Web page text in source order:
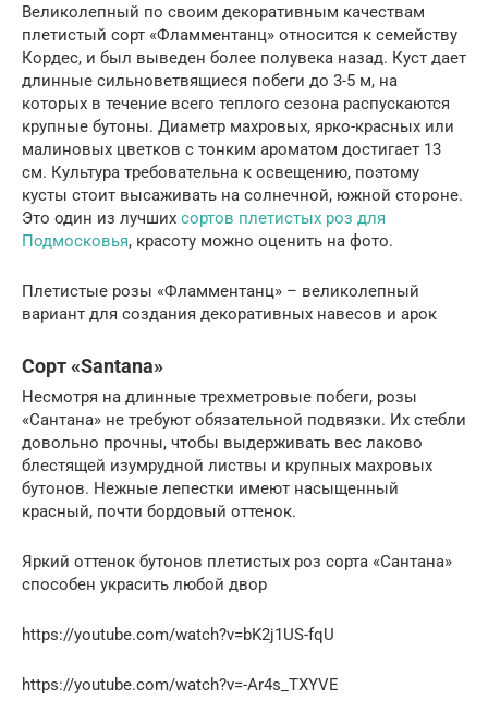
Великолепный по своим декоративным качествам
плетистый сорт «Фламментанц» относится к семейству
Кордес, и был выведен более полувека назад. Куст дает
длинные сильноветвящиеся побеги до 3-5 м, на
которых в течение всего теплого сезона распускаются
крупные бутоны. Диаметр махровых, ярко-красных или
малиновых цветков с тонким ароматом достигает 13
см. Культура требовательна к освещению, поэтому
кусты стоит высаживать на солнечной, южной стороне.
Это один из лучших сортов плетистых роз для
Подмосковья, красоту можно оценить на фото.
Плетистые розы «Фламментанц» – великолепный
вариант для создания декоративных навесов и арок
Сорт «Santana»
Несмотря на длинные трехметровые побеги, розы
«Сантана» не требуют обязательной подвязки. Их стебли
довольно прочны, чтобы выдерживать вес лаково
блестящей изумрудной листвы и крупных махровых
бутонов. Нежные лепестки имеют насыщенный
красный, почти бордовый оттенок.
Яркий оттенок бутонов плетистых роз сорта «Сантана»
способен украсить любой двор
https://youtube.com/watch?v=bK2j1US-fqU
https://youtube.com/watch?v=-Ar4s_TXYVE